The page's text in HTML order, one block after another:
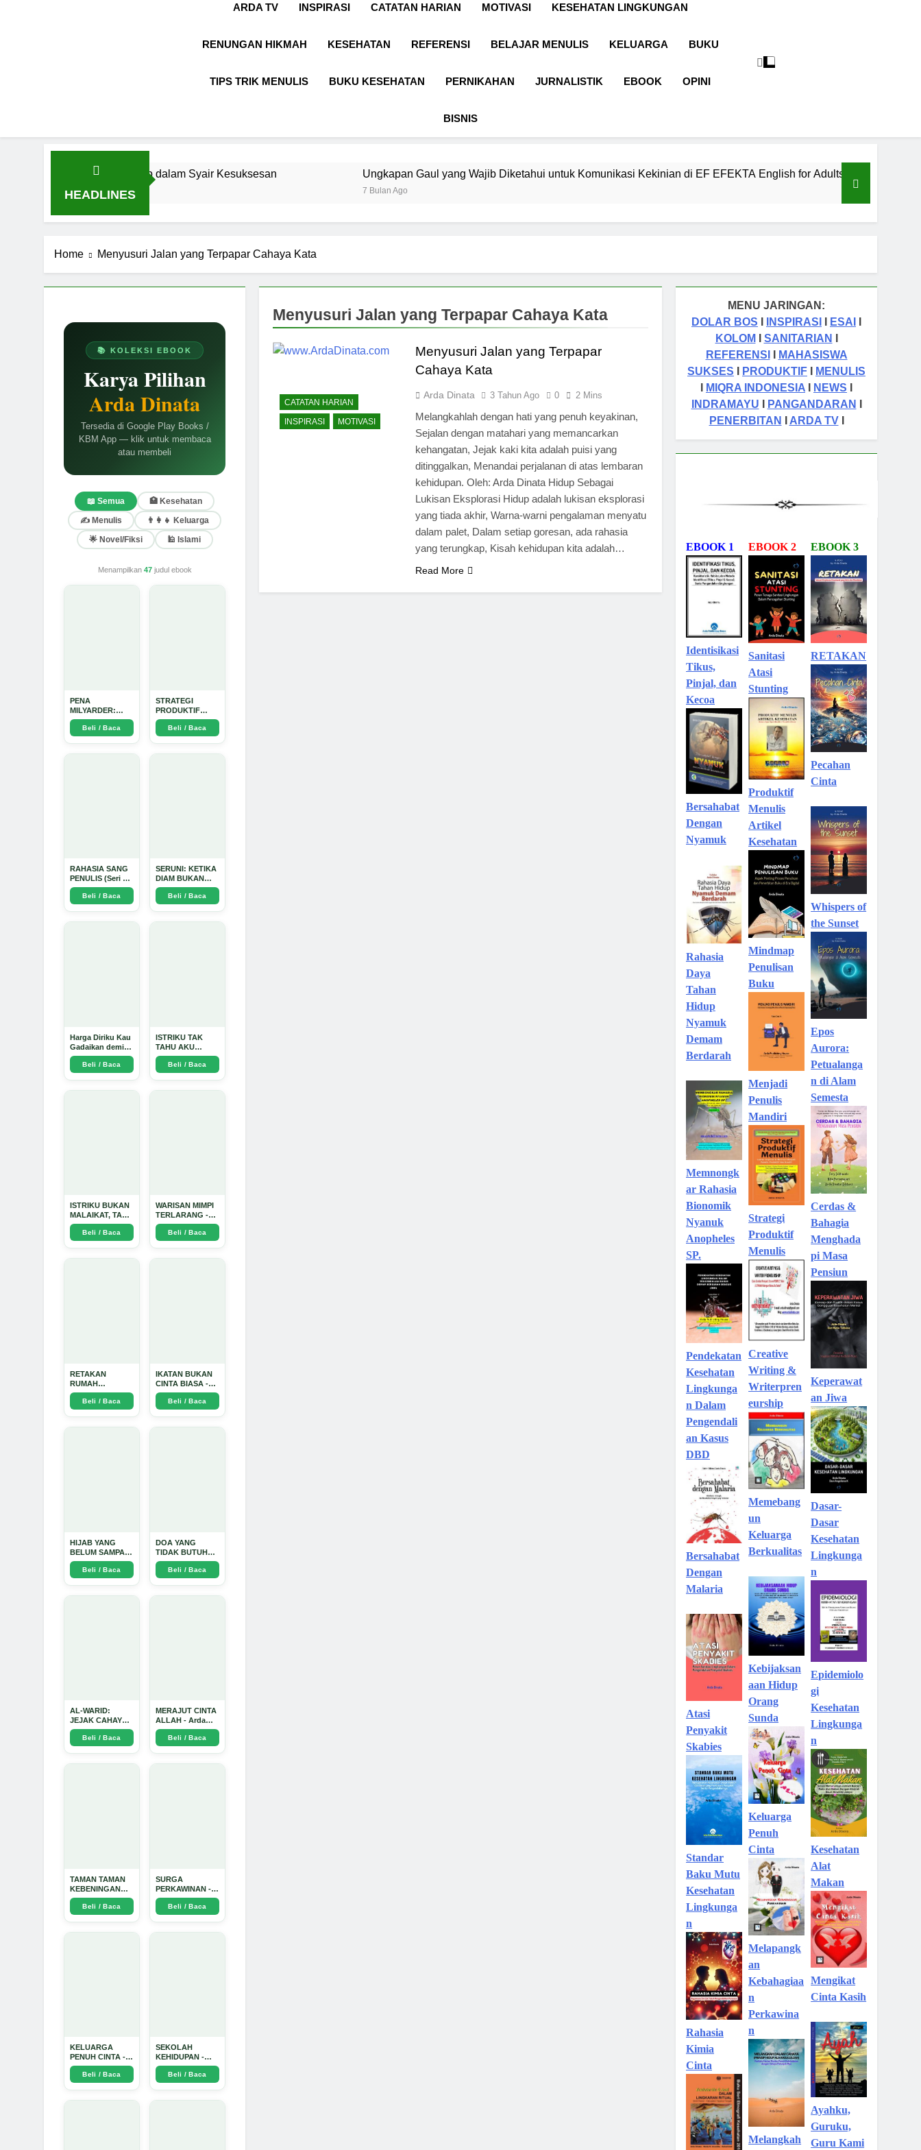
ARDA TV INSPIRASI CATATAN HARIAN MOTIVASI KESEHATAN LINGKUNGAN
RENUNGAN HIKMAH KESEHATAN REFERENSI BELAJAR MENULIS KELUARGA BUKU
TIPS TRIK MENULIS BUKU KESEHATAN PERNIKAHAN JURNALISTIK EBOOK OPINI
BISNIS
HEADLINES
Hidup dalam Syair Kesuksesan Ungkapan Gaul yang Wajib Diketahui untuk Komunikasi Kekinian di EF EFEKTA English for Adults
1 Tahun Ago
Home Menyusuri Jalan yang Terpapar Cahaya Kata
📚 KOLEKSI EBOOK
Karya Pilihan
Arda Dinata
Tersedia di Google Play Books /
KBM App — klik untuk membaca
atau membeli
📖 Semua
🏥 Kesehatan
✍️ Menulis
👨‍👩‍👧 Keluarga
🌟 Novel/Fiksi
🕌 Islami
Menampilkan 47judul ebook
PENA
MILYARDER:
Kisah, Rahasia
Sukses, dan
Panduan Menjadi
Beli / Baca
STRATEGI
PRODUKTIF
MENULIS
UPDATE - Arda
Dinata
Beli / Baca
RAHASIA SANG
PENULIS (Seri 1)
- Arda Dinata
Beli / Baca
SERUNI: KETIKA
DIAM BUKAN
LAGI PILIHAN -
Arda Dinata
Beli / Baca
Harga Diriku Kau
Gadaikan demi
Perempuan Itu -
Arda Dinata
Beli / Baca
ISTRIKU TAK
TAHU AKU
PENGUSAHA
EMAS - Arda
Dinata
Beli / Baca
ISTRIKU BUKAN
MALAIKAT, TAPI
AKU JUGA
TIDAK SUCI -
Beli / Baca
WARISAN MIMPI
TERLARANG -
Arda Dinata
Beli / Baca
RETAKAN
RUMAH
TANGGA:
Sebuah
Perjalanan
Beli / Baca
IKATAN BUKAN
CINTA BIASA -
Arda Dinata
Beli / Baca
HIJAB YANG
BELUM SAMPAI
KE HATI: Ketika
Cinta Seorang
Ustadz Menjadi
Beli / Baca
DOA YANG
TIDAK BUTUH
SINYAL: Kisah
Tiga Jiwa yang
Tersesat di Era AI
Beli / Baca
AL-WARID:
JEJAK CAHAYA
DI ANTARA DUA
ZAMAN - Arda
Dinata
Beli / Baca
MERAJUT CINTA
ALLAH - Arda
Dinata
Beli / Baca
TAMAN TAMAN
KEBENINGAN
HATI - Arda
DinataBeli / Baca
SURGA
PERKAWINAN -
Arda Dinata
Beli / Baca
KELUARGA
PENUH CINTA -
Arda Dinata
Beli / Baca
SEKOLAH
KEHIDUPAN -
Arda Dinata
Beli / Baca
Menyusuri Jalan yang Terpapar Cahaya Kata
CATATAN HARIAN
INSPIRASI
MOTIVASI
Menyusuri Jalan yang Terpapar
Cahaya Kata
Arda Dinata 3 Tahun Ago 0 2 Mins
Melangkahlah dengan hati yang penuh keyakinan,
Sejalan dengan matahari yang memancarkan
kehangatan, Jejak kaki kita adalah puisi yang
ditinggalkan, Menandai perjalanan di atas lembaran
kehidupan. Oleh: Arda Dinata Hidup Sebagai
Lukisan Eksplorasi Hidup adalah lukisan eksplorasi
yang tiada akhir, Warna-warni pengalaman menyatu
dalam palet, Dalam setiap goresan, ada rahasia
yang terungkap, Kisah kehidupan kita adalah…
Read More
MENU JARINGAN:
DOLAR BOS
INSPIRASI ESAI
KOLOM
SANITARIAN
REFERENSI
MAHASISWA
SUKSES
PRODUKTIF
MENULIS
MIQRA INDONESIA NEWS
INDRAMAYU
PANGANDARAN
PENERBITAN
ARDA TVI
EBOOK 1
Identisikasi
Tikus,
Pinjal, dan
Kecoa
Bersahabat
Dengan
Nyamuk
Rahasia
Daya
Tahan
Hidup
Nyamuk
Demam
Berdarah
Memnongk
ar Rahasia
Bionomik
Nyanuk
Anopheles
SP.
Pendekatan
Kesehatan
Lingkunga
n Dalam
Pengendali
an Kasus
DBD
Bersahabat
Dengan
Malaria
Atasi
Penyakit
Skabies
Standar
Baku Mutu
Kesehatan
Lingkunga
n
Rahasia
Kimia
Cinta
EBOOK 2
Sanitasi
Atasi
Stunting
Produktif
Menulis
Artikel
Kesehatan
Mindmap
Penulisan
Buku
Menjadi
Penulis
Mandiri
Strategi
Produktif
Menulis
Creative
Writing &
Writerpren
eurship
Memebang
un
Keluarga
Berkualitas
Kebijaksan
aan Hidup
Orang
Sunda
Keluarga
Penuh
Cinta
Melapangk
an
Kebahagiaa
n
Perkawina
n
Melangkah
EBOOK 3
RETAKAN
Pecahan
Cinta
Whispers of
the Sunset
Epos
Aurora:
Petualanga
n di Alam
Semesta
Cerdas &
Bahagia
Menghada
pi Masa
Pensiun
Keperawat
an Jiwa
Dasar-
Dasar
Kesehatan
Lingkunga
n
Epidemiolo
gi
Kesehatan
Lingkunga
n
Kesehatan
Alat
Makan
Mengikat
Cinta Kasih
Ayahku,
Guruku,
Guru Kami